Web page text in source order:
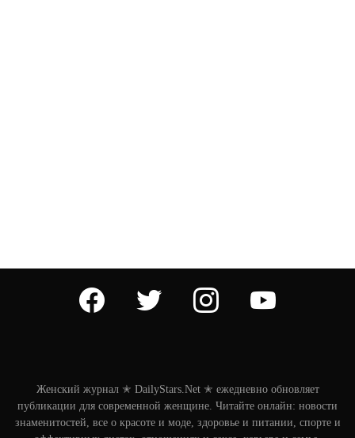
facebook twitter instagram
Женский журнал ✭ DailyStars.Net ✭ ежедневно обновляет
публикации для современной женщине. Читайте онлайн: новости
знаменитостей, все о красоте и моде, здоровье и питании, спорте и